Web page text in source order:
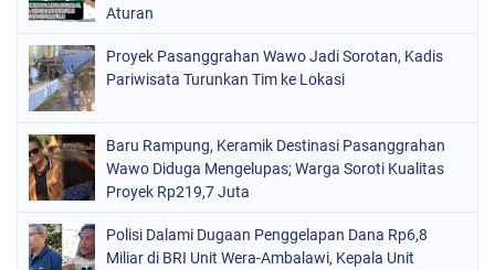
Aturan
Proyek Pasanggrahan Wawo Jadi Sorotan, Kadis
Pariwisata Turunkan Tim ke Lokasi
Baru Rampung, Keramik Destinasi Pasanggrahan
Wawo Diduga Mengelupas; Warga Soroti Kualitas
Proyek Rp219,7 Juta
Polisi Dalami Dugaan Penggelapan Dana Rp6,8
Miliar di BRI Unit Wera-Ambalawi, Kepala Unit